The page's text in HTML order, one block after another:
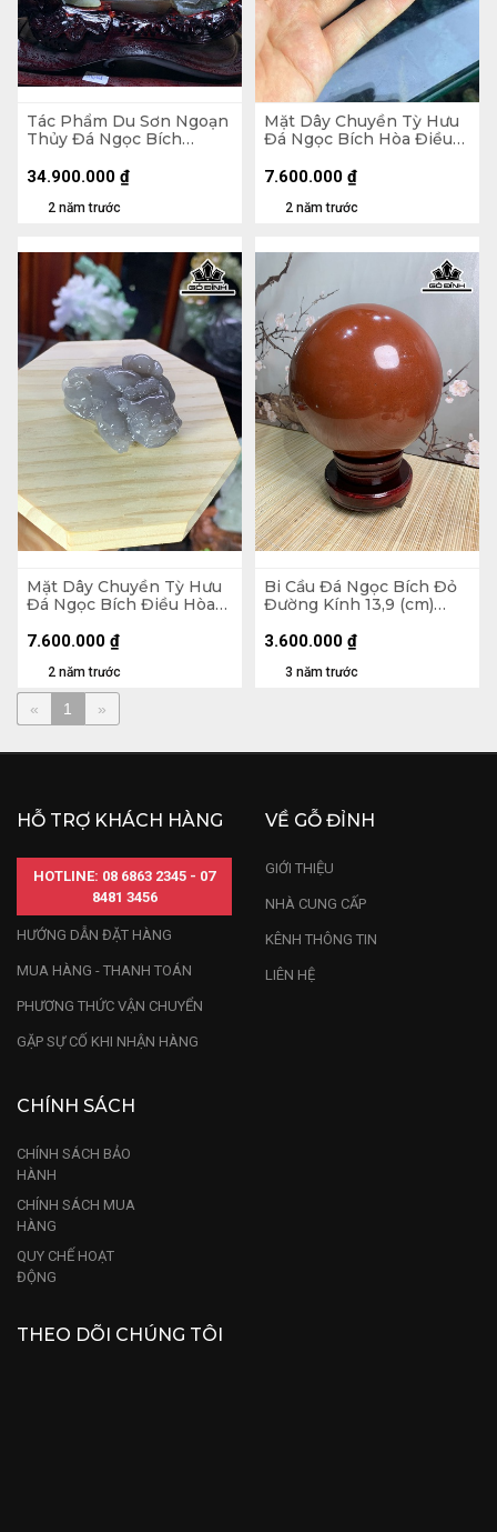
Tác Phẩm Du Sơn Ngoạn
Thủy Đá Ngọc Bích
Ngang 149 Sâu 14,1 (mm)
2 năm trước
34.900.000 ₫
Mặt Dây Chuyền Tỳ Hưu
Đá Ngọc Bích Hòa Điều
Ngang 37,5 Sâu 20,8 (mm)
2 năm trước
7.600.000 ₫
Mặt Dây Chuyền Tỳ Hưu
Đá Ngọc Bích Điều Hòa
Ngang 37,5 Sâu 20,8 (mm)
2 năm trước
7.600.000 ₫
Bi Cầu Đá Ngọc Bích Đỏ
Đường Kính 13,9 (cm)
3 năm trước
3.600.000 ₫
« 1 »
HỖ TRỢ KHÁCH HÀNG
HOTLINE: 08 6863 2345 - 07
8481 3456
HƯỚNG DẪN ĐẶT HÀNG
MUA HÀNG - THANH TOÁN
PHƯƠNG THỨC VẬN CHUYỂN
GẶP SỰ CỐ KHI NHẬN HÀNG
VỀ GỖ ĐỈNH
GIỚI THIỆU
NHÀ CUNG CẤP
KÊNH THÔNG TIN
LIÊN HỆ
CHÍNH SÁCH
CHÍNH SÁCH BẢO
HÀNH
CHÍNH SÁCH MUA
HÀNG
QUY CHẾ HOẠT
ĐỘNG
THEO DÕI CHÚNG TÔI